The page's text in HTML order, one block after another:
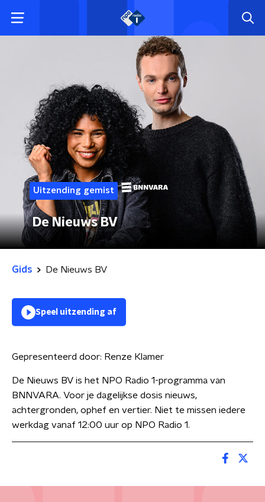
Uitzending gemist
De Nieuws BV
Gids De Nieuws BV
Speel uitzending af
Gepresenteerd door: Renze Klamer
De Nieuws BV is het NPO Radio 1-programma van
BNNVARA. Voor je dagelijkse dosis nieuws,
achtergronden, ophef en vertier. Niet te missen iedere
werkdag vanaf 12:00 uur op NPO Radio 1.